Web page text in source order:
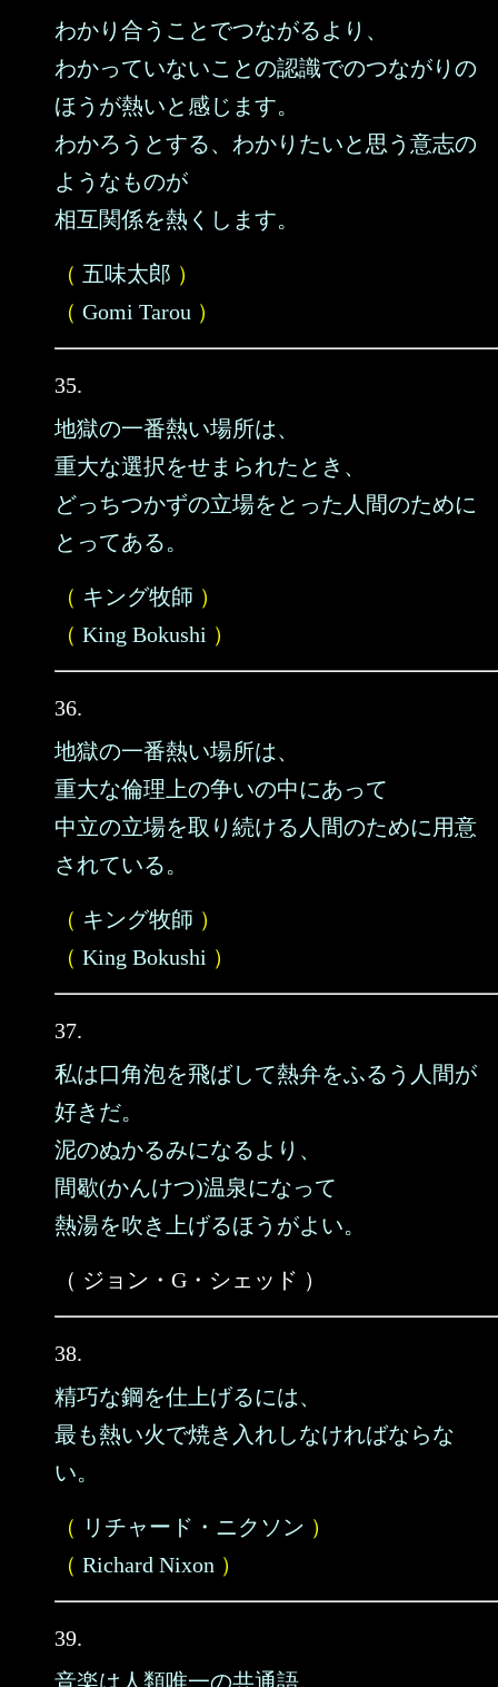
わかり合うことでつながるより、
わかっていないことの認識でのつながりの
ほうが熱いと感じます。
わかろうとする、わかりたいと思う意志の
ようなものが
相互関係を熱くします。
（ 五味太郎 ）
（ Gomi Tarou ）
35.
地獄の一番熱い場所は、
重大な選択をせまられたとき、
どっちつかずの立場をとった人間のために
とってある。
（ キング牧師 ）
（ King Bokushi ）
36.
地獄の一番熱い場所は、
重大な倫理上の争いの中にあって
中立の立場を取り続ける人間のために用意
されている。
（ キング牧師 ）
（ King Bokushi ）
37.
私は口角泡を飛ばして熱弁をふるう人間が
好きだ。
泥のぬかるみになるより、
間歇(かんけつ)温泉になって
熱湯を吹き上げるほうがよい。
（ ジョン・G・シェッド ）
38.
精巧な鋼を仕上げるには、
最も熱い火で焼き入れしなければならな
い。
（ リチャード・ニクソン ）
（ Richard Nixon ）
39.
音楽は人類唯一の共通語。